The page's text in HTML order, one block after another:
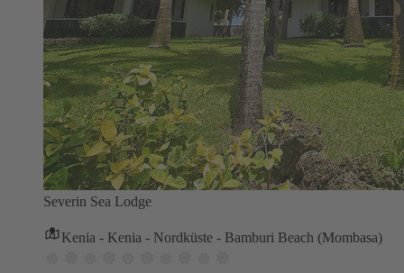
Severin Sea Lodge
Kenia - Kenia - Nordküste - Bamburi Beach (Mombasa)